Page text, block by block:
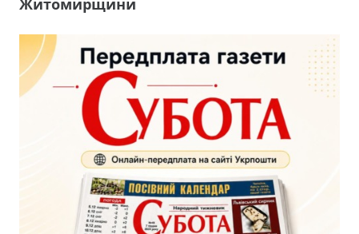
Житомирщини